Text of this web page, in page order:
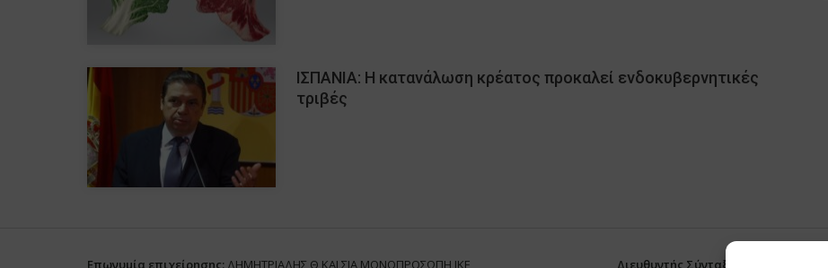
ΙΣΠΑΝΙΑ: Η κατανάλωση κρέατος προκαλεί ενδοκυβερνητικές
τριβές
Επωνυμία επιχείρησης: ΔΗΜΗΤΡΙΑΔΗΣ Θ ΚΑΙ ΣΙΑ ΜΟΝΟΠΡΟΣΩΠΗ ΙΚΕ Διευθυντής Σύνταξης: